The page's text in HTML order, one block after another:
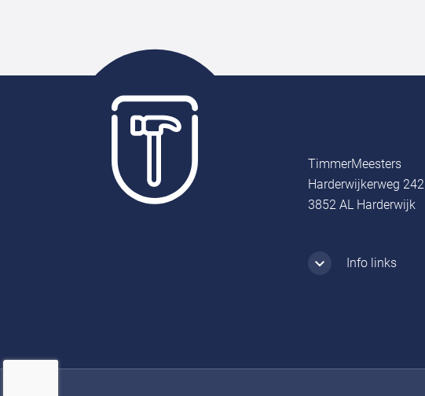
TimmerMeesters
Harderwijkerweg 242
3852 AL Harderwijk
Info links